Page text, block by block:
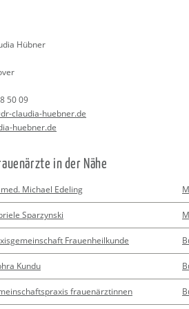
Tipps
Hüb­ner
50 09
​claudia-​huebner.​de
​huebner.​de
in der Nähe
Michael Edeling
Sparzynski
Frauenheilkunde
Kundu
frauenärztinnen